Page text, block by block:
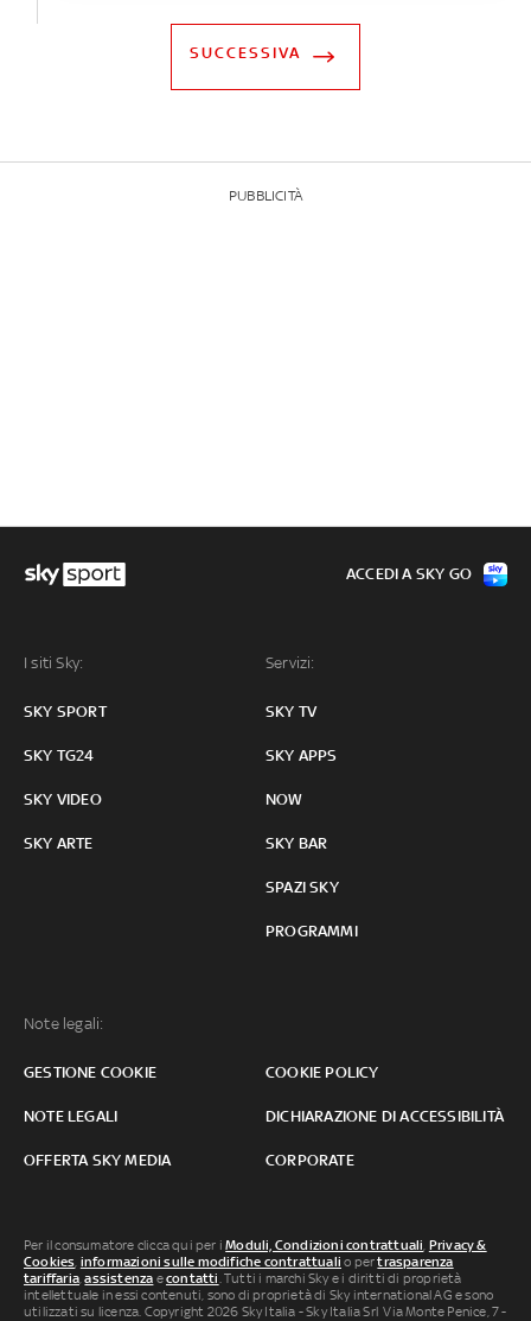
SUCCESSIVA
PUBBLICITÀ
I siti Sky:
SKY SPORT
SKY TG24
SKY VIDEO
SKY ARTE
Servizi:
SKY TV
SKY APPS
NOW
SKY BAR
SPAZI SKY
PROGRAMMI
Note legali:
GESTIONE COOKIE COOKIE POLICY
NOTE LEGALI DICHIARAZIONE DI ACCESSIBILITÀ
OFFERTA SKY MEDIA CORPORATE
ACCEDI A SKY GO
Per il consumatore clicca qui per iModuli, Condizioni contrattuali, Privacy &
Cookies, informazioni sulle modifiche contrattuali o pertrasparenza
tariffaria,assistenza econtatti. Tutti i marchi Sky e i diritti di proprietà
intellettuale in essi contenuti, sono di proprietà di Sky international AG e sono
utilizzati su licenza. Copyright 2026 Sky Italia - Sky Italia Srl Via Monte Penice, 7 -